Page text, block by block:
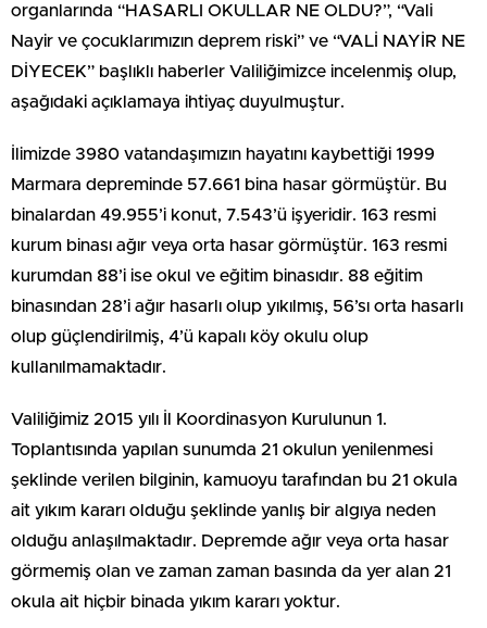
organlarında “HASARLI OKULLAR NE OLDU?”, “Vali
Nayir ve çocuklarımızın deprem riski” ve “VALİ NAYİR NE
DİYECEK” başlıklı haberler Valiliğimizce incelenmiş olup,
aşağıdaki açıklamaya ihtiyaç duyulmuştur.
İlimizde 3980 vatandaşımızın hayatını kaybettiği 1999
Marmara depreminde 57.661 bina hasar görmüştür. Bu
binalardan 49.955’i konut, 7.543’ü işyeridir. 163 resmi
kurum binası ağır veya orta hasar görmüştür. 163 resmi
kurumdan 88’i ise okul ve eğitim binasıdır. 88 eğitim
binasından 28’i ağır hasarlı olup yıkılmış, 56’sı orta hasarlı
olup güçlendirilmiş, 4’ü kapalı köy okulu olup
kullanılmamaktadır.
Valiliğimiz 2015 yılı İl Koordinasyon Kurulunun 1.
Toplantısında yapılan sunumda 21 okulun yenilenmesi
şeklinde verilen bilginin, kamuoyu tarafından bu 21 okula
ait yıkım kararı olduğu şeklinde yanlış bir algıya neden
olduğu anlaşılmaktadır. Depremde ağır veya orta hasar
görmemiş olan ve zaman zaman basında da yer alan 21
okula ait hiçbir binada yıkım kararı yoktur.